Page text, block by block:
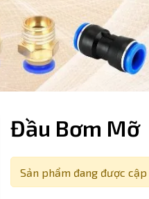
Đầu Bơm Mỡ
Sản phẩm đang được cập